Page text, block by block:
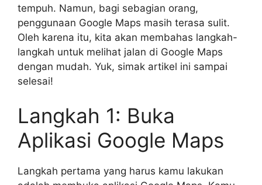
tempuh. Namun, bagi sebagian orang,
penggunaan Google Maps masih terasa sulit.
Oleh karena itu, kita akan membahas langkah-
langkah untuk melihat jalan di Google Maps
dengan mudah. Yuk, simak artikel ini sampai
selesai!
Langkah 1: Buka
Aplikasi Google Maps
Langkah pertama yang harus kamu lakukan